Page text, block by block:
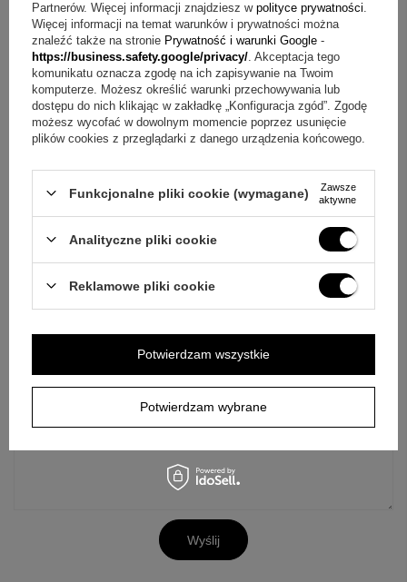
Jeżeli powyższy opis jest dla Ciebie niewystarczający, prześlij nam
swoje pytanie odnośnie tego produktu. Postaramy się odpowiedzieć tak
Wyślij
Partnerów. Więcej informacji znajdziesz w polityce prywatności
Więcej informacji na temat warunków i prywatności można
znaleźć także na stronie Prywatność i warunki Google -
https://business.safety.google/privacy/ . Akceptacja tego
komunikatu oznacza zgodę na ich zapisywanie na Twoim
komputerze. Możesz określić warunki przechowywania lub
dostępu do nich klikając w zakładkę „Konfiguracja zgód”. Zgodę
możesz wycofać w dowolnym momencie poprzez usunięcie
plików cookies z przeglądarki z danego urządzenia końcowego.
Funkcjonalne pliki cookie (wymagane)
Zawsze
aktywne
Analityczne pliki cookie
Reklamowe pliki cookie
Potwierdzam wybrane
Potwierdzam wszystkie